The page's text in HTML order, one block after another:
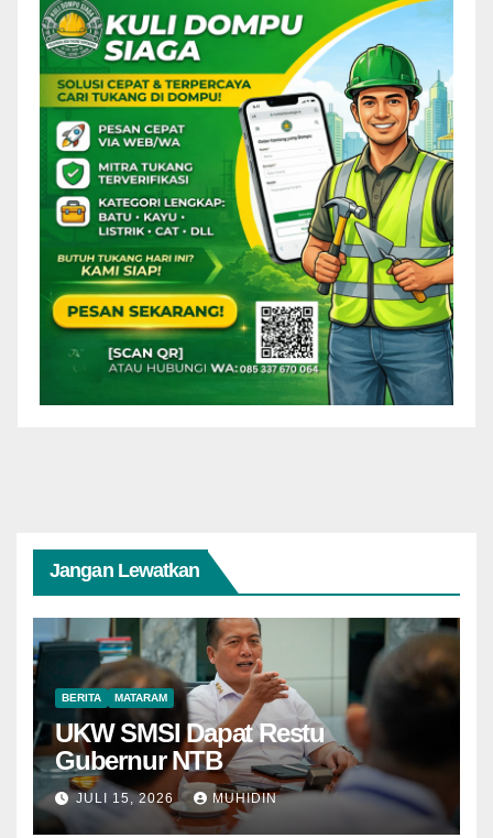
Jangan Lewatkan
BERITA MATARAM
UKW SMSI Dapat Restu
Gubernur NTB
JULI 15, 2026 MUHIDIN